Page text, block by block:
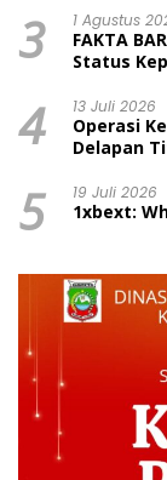
3 1 Agustus
FAKTA
Status
Dinilai
4 13 Juli 2026
Operasi
Delapan
5 19 Juli 2026
1xbext: